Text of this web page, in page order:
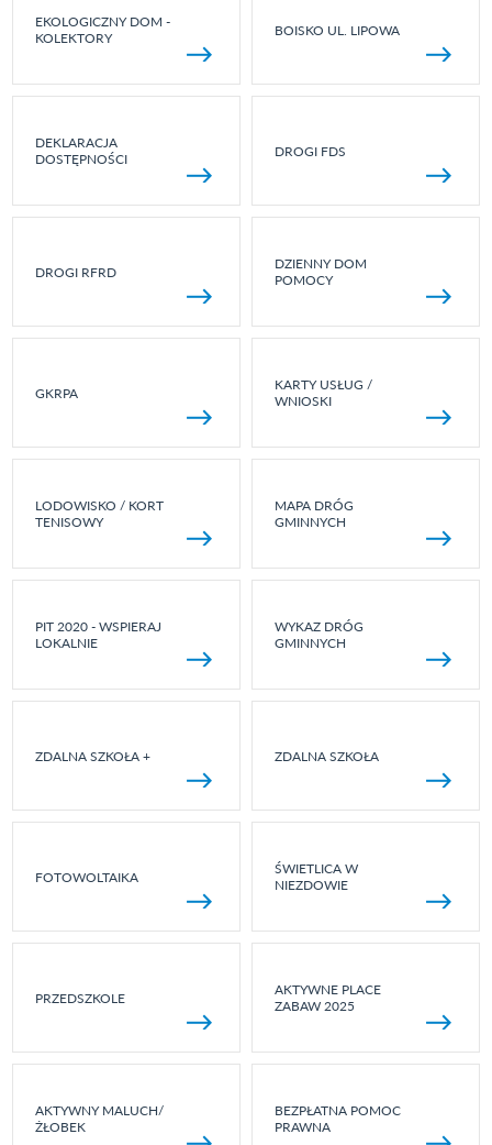
EKOLOGICZNY DOM -
KOLEKTORY
BOISKO UL. LIPOWA
DEKLARACJA
DOSTĘPNOŚCI
DROGI FDS
DROGI RFRD
DZIENNY DOM
POMOCY
GKRPA
KARTY USŁUG /
WNIOSKI
LODOWISKO / KORT
TENISOWY
MAPA DRÓG
GMINNYCH
PIT 2020 - WSPIERAJ
LOKALNIE
WYKAZ DRÓG
GMINNYCH
ZDALNA SZKOŁA + ZDALNA SZKOŁA
FOTOWOLTAIKA
ŚWIETLICA W
NIEZDOWIE
PRZEDSZKOLE
AKTYWNE PLACE
ZABAW 2025
AKTYWNY MALUCH/
ŻŁOBEK
BEZPŁATNA POMOC
PRAWNA